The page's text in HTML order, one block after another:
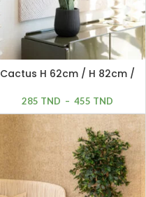
Cactus H 62cm / H 82cm /
285 TND – 455 TND